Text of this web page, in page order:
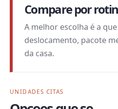
Compare por
A melhor escolha é a
deslocamento, pacote
da casa.
UNIDADES CITAS